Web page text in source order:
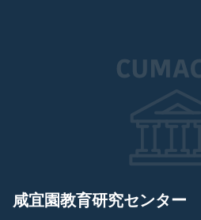
咸宜園教育研究センター